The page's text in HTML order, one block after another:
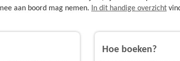
aan boord mag nemen.
In dit handige overzicht
Hoe boeken?